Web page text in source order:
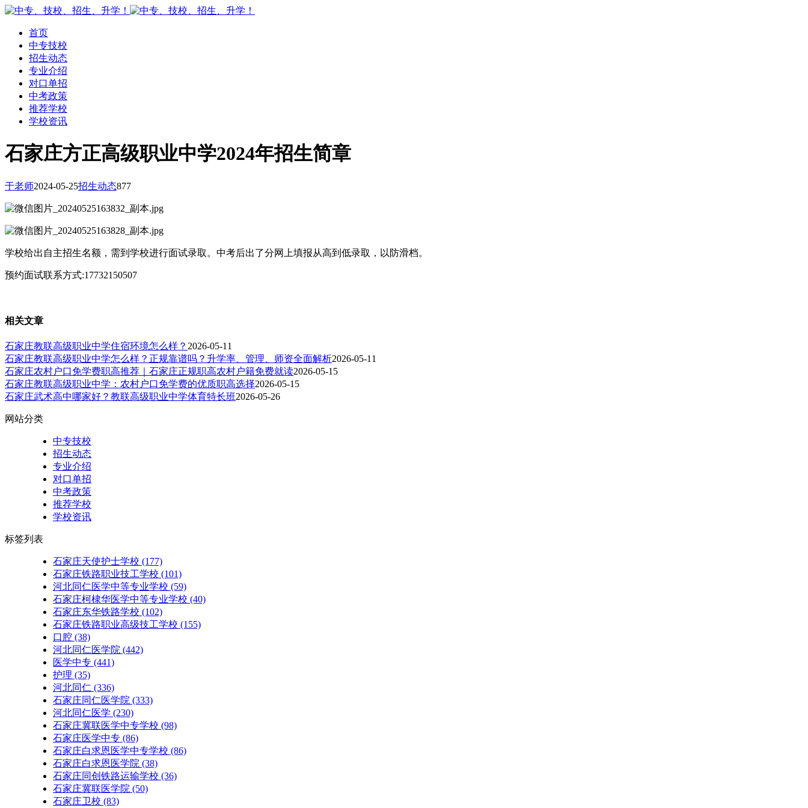
首页
中专技校
招生动态
专业介绍
对口单招
中考政策
推荐学校
学校资讯
石家庄方正高级职业中学2024年招生简章
于老师2024-05-25招生动态877
学校给出自主招生名额，需到学校进行面试录取。中考后出了分网上填报从高到低录取，以防滑档。
预约面试联系方式:17732150507
相关文章
石家庄教联高级职业中学住宿环境怎么样？ 2026-05-11
石家庄教联高级职业中学怎么样？正规靠谱吗？升学率、管理、师资全面解析2026-05-11
石家庄农村户口免学费职高推荐｜石家庄正规职高农村户籍免费就读2026-05-15
石家庄教联高级职业中学：农村户口免学费的优质职高选择2026-05-15
石家庄武术高中哪家好？教联高级职业中学体育特长班2026-05-26
网站分类
中专技校
招生动态
专业介绍
对口单招
中考政策
推荐学校
学校资讯
标签列表
石家庄天使护士学校 (177)
石家庄铁路职业技工学校 (101)
河北同仁医学中等专业学校 (59)
石家庄柯棣华医学中等专业学校 (40)
石家庄东华铁路学校 (102)
石家庄铁路职业高级技工学校 (155)
口腔 (38)
河北同仁医学院 (442)
医学中专 (441)
护理 (35)
河北同仁 (336)
石家庄同仁医学院 (333)
河北同仁医学 (230)
石家庄冀联医学中专学校 (98)
石家庄医学中专 (86)
石家庄白求恩医学中专学校 (86)
石家庄白求恩医学院 (38)
石家庄同创铁路运输学校 (36)
石家庄冀联医学院 (50)
石家庄卫校 (83)